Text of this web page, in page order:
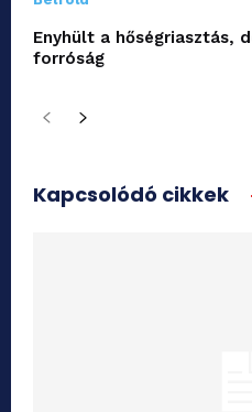
Enyhült a hőségriasztás,
forróság
Kapcsolódó cikkek